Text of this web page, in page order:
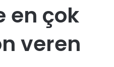
en çok
veren